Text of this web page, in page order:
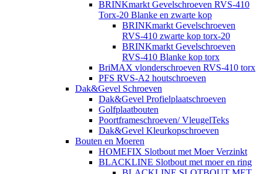
BRINKmarkt Gevelschroeven RVS-410
Torx-20 Blanke en zwarte kop
BRINKmarkt Gevelschroeven
RVS-410 zwarte kop torx-20
BRINKmarkt Gevelschroeven
RVS-410 Blanke kop torx
BriMAX vlonderschroeven RVS-410 torx
PFS RVS-A2 houtschroeven
Dak&Gevel Schroeven
Dak&Gevel Profielplaatschroeven
Golfplaatbouten
Poortframeschroeven/ VleugelTeks
Dak&Gevel Kleurkopschroeven
Bouten en Moeren
HOMEFIX Slotbout met Moer Verzinkt
BLACKLINE Slotbout met moer en ring